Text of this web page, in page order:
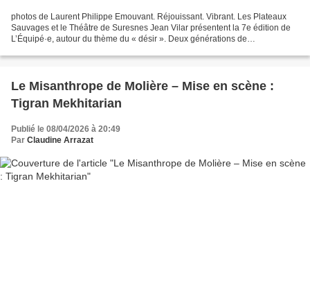
photos de Laurent Philippe Emouvant. Réjouissant. Vibrant. Les Plateaux
Sauvages et le Théâtre de Suresnes Jean Vilar présentent la 7e édition de
L’Équipé·e, autour du thème du « désir ». Deux générations de
Le Misanthrope de Molière – Mise en scène :
Tigran Mekhitarian
Publié le 08/04/2026 à 20:49
Par Claudine Arrazat